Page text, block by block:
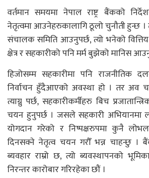
वर्तमान समयमा नेपाल राष्ट्र बैंकको
नेतृत्वमा आउनेहरुकालागि ठूलो चुनौती हुन्छ
संचालक समिति आउनुपर्छ, त्यो भनेको वित्तिय
क्षेत्र र सहकारीको पनि मर्म बुझेको मानिस
हिजोसम्म सहकारीमा पनि राजनीतिक
निर्वाचन हुँदैआएको अवस्था हो । तर अव
त्याग्नु पर्छ, सहकारीकर्मीहरु बिच
चयन हुनुपर्छ । जसले सहकारी अभियानमा
योगदान गरेको र निष्पक्षरुपमा कुनै
दिनसक्ने नेतृत्व चयन गरौँ भन्न चाहन्छु ।
ब्यवहार राम्रो छ, त्यो ब्यवस्थापनको
निरन्तर कारोबार गरिरहेका छौं ।